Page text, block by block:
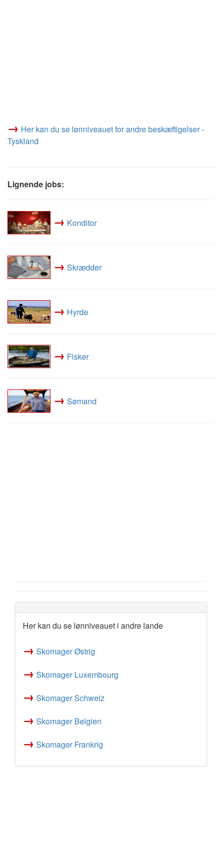
→ Her kan du se lønniveauet for andre beskæftigelser -
Tyskland
Lignende jobs:
→ Konditor
→ Skrædder
→ Hyrde
→ Fisker
→ Sømand
Her kan du se lønniveauet i andre lande
→ Skomager Østrig
→ Skomager Luxembourg
→ Skomager Schweiz
→ Skomager Belgien
→ Skomager Frankrig